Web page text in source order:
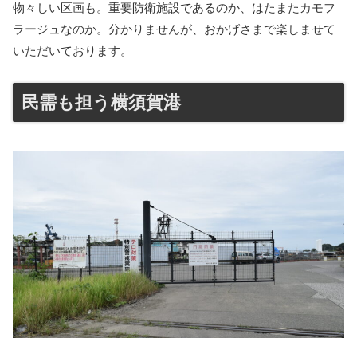
物々しい区画も。重要防衛施設であるのか、はたまたカモフ
ラージュなのか。分かりませんが、おかげさまで楽しませて
いただいております。
民需も担う横須賀港